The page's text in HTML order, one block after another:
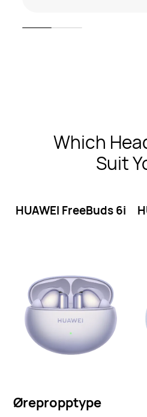
Which
Suit
HUAWEI FreeBuds6i
Ørepropptype